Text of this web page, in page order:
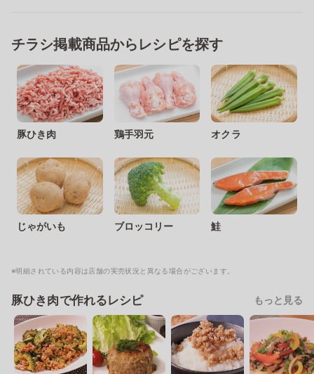
チラシ掲載商品からレシピを探す
豚ひき肉 鶏手羽元 オクラ
じゃがいも ブロッコリー 鮭
※明細されている内容は店舗の実売状況と異なる場合がございます。
豚ひき肉で作れるレシピ もっと見る